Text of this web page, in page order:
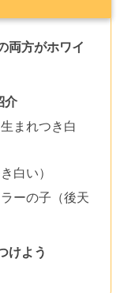
両方がホワイ
介
まれつき白
白い）
ーの子（後天
けよう